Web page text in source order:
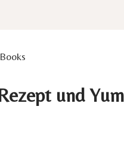
und